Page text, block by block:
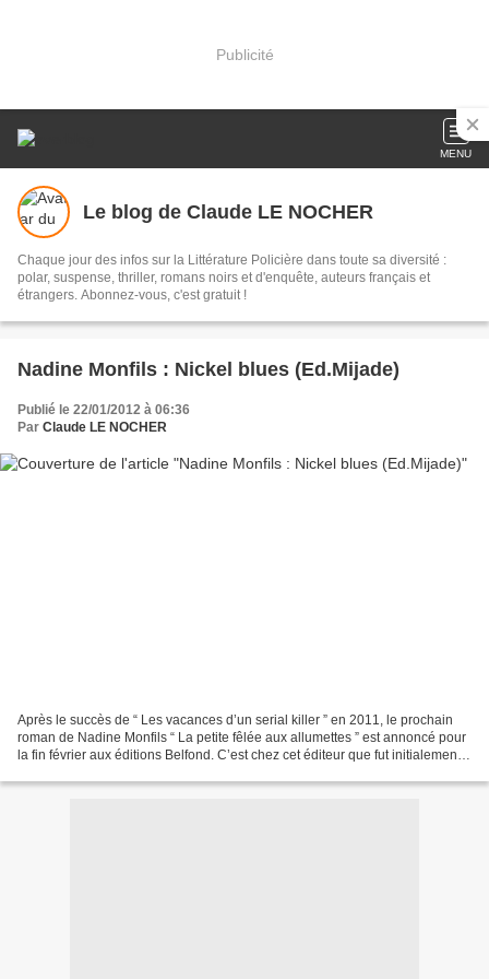
Publicité
MENU
Le blog de Claude LE NOCHER
Chaque jour des infos sur la Littérature Policière dans toute sa diversité :
polar, suspense, thriller, romans noirs et d'enquête, auteurs français et
étrangers. Abonnez-vous, c'est gratuit !
Nadine Monfils : Nickel blues (Ed.Mijade)
Publié le 22/01/2012 à 06:36
Par Claude LE NOCHER
Après le succès de “ Les vacances d’un serial killer ” en 2011, le prochain
roman de Nadine Monfils “ La petite fêlée aux allumettes ” est annoncé pour
la fin février aux éditions Belfond. C’est chez cet éditeur que fut initialement